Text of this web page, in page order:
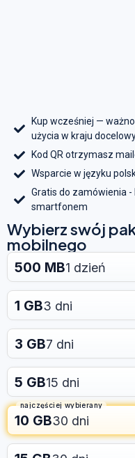
Kup wcześniej —
użycia w kraju
Kod QR otrzymasz
Wsparcie w języku
Gratis do zamówienia
smartfonem
Wybierz swój
mobilnego
500 MB1 dzień
1 GB3 dni
3 GB7 dni
5 GB15 dni
najczęściej wybierany
10 GB30 dni